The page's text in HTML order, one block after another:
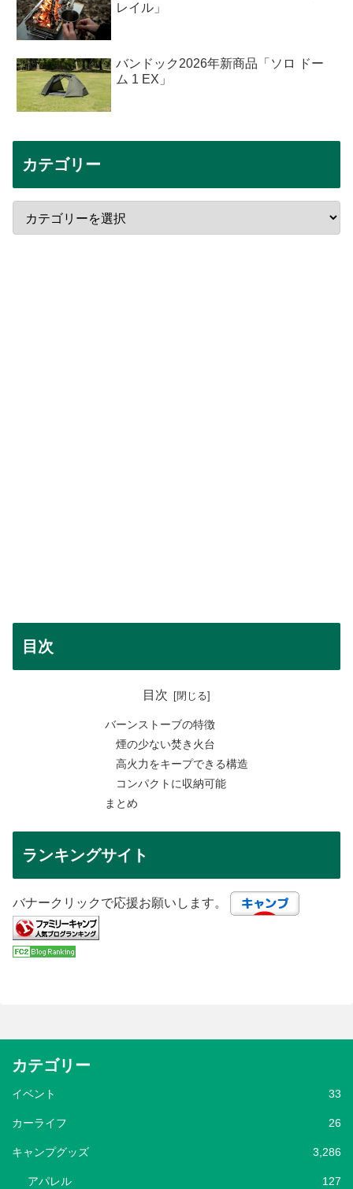
レイル」
バンドック2026年新商品「ソロ ドー
ム 1 EX」
カテゴリー
目次
目次
バーンストーブの特徴
煙の少ない焚き火台
高火力をキープできる構造
コンパクトに収納可能
まとめ
ランキングサイト
バナークリックで応援お願いします。
カテゴリー
イベント 33
カーライフ 26
キャンプグッズ 3,286
アパレル 127